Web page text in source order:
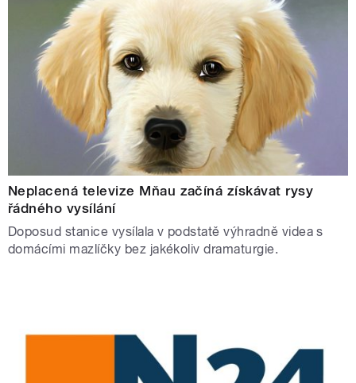
Neplacená televize Mňau začíná získávat rysy
řádného vysílání
Doposud stanice vysílala v podstatě výhradně videa s
domácími mazlíčky bez jakékoliv dramaturgie.